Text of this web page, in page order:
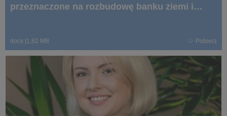
przeznaczone na rozbudowę banku ziemi i
docx 1,82 MB Pobierz